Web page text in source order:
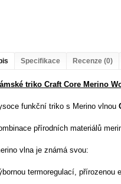
Specifikace Recenze (0)
triko Craft Core Merino
funkční triko s Merino vlnou
přírodních materiálů
vlna je známá svou:
termoregulací, přírozenou